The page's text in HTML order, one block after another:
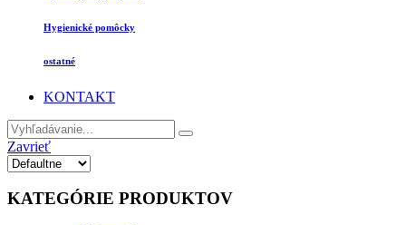
Hygienické pomôcky
ostatné
KONTAKT
Zavrieť
KATEGÓRIE PRODUKTOV